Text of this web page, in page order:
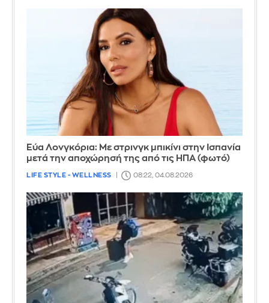
Εύα Λονγκόρια: Με στρινγκ μπικίνι στην Ισπανία
μετά την αποχώρησή της από τις ΗΠΑ (φωτό)
LIFE STYLE - WELLNESS 08:22, 04.08.2026